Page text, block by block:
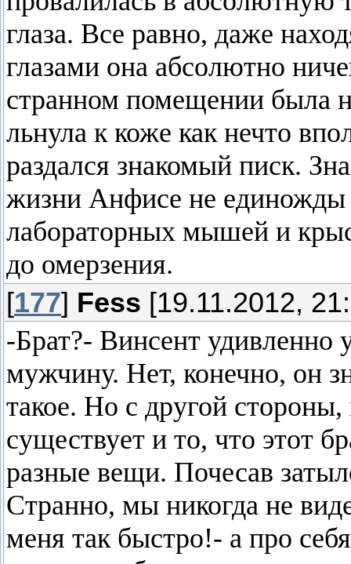
глаза. Все равно, даже
глазами она абсолютно
странном помещении была
льнула к коже как нечто
раздался знакомый писк.
жизни Анфисе не единожды
лабораторных мышей и
до омерзения.
[177] Fess [19.11.2012,
-Брат?- Винсент удивленно
мужчину. Нет, конечно, он
такое. Но с другой
существует и то, что этот
разные вещи. Почесав
Странно, мы никогда не
меня так быстро!- а про